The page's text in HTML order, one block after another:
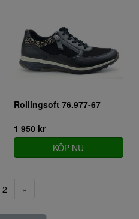
Rollingsoft 76.977-67
1 950 kr
KÖP NU
2 »